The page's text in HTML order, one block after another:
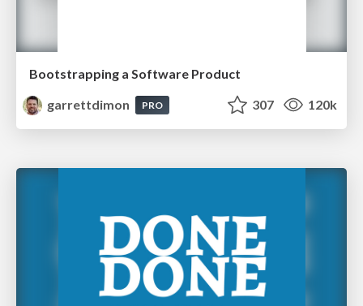
Bootstrapping a Software Product
garrettdimon
PRO 307 120k